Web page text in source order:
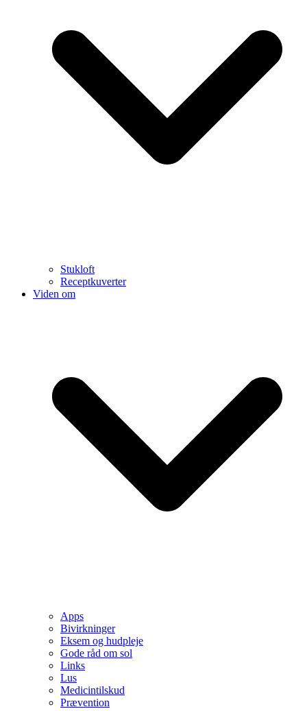
Stukloft
Receptkuverter
Viden om
Apps
Bivirkninger
Eksem og hudpleje
Gode råd om sol
Links
Lus
Medicintilskud
Prævention